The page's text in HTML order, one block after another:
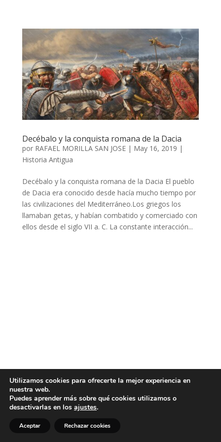
Decébalo y la conquista romana de la Dacia
por RAFAEL MORILLA SAN JOSE| May 16, 2019 |
Historia Antigua
Decébalo y la conquista romana de la Dacia El pueblo
de Dacia era conocido desde hacía mucho tiempo por
las civilizaciones del Mediterráneo.Los griegos los
llamaban getas, y habían combatido y comerciado con
ellos desde el siglo VII a. C. La constante interacción...
Utilizamos cookies para ofrecerte la mejor experiencia en
nuestra web.
Puedes aprender más sobre qué cookies utilizamos o
desactivarlas en los ajustes.
Aceptar Rechazar cookies